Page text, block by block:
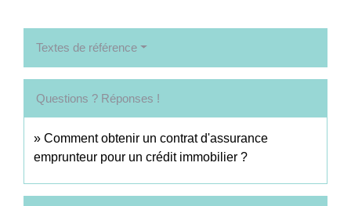
Textes de référence
Questions ? Réponses !
Comment obtenir un contrat d'assurance
emprunteur pour un crédit immobilier ?